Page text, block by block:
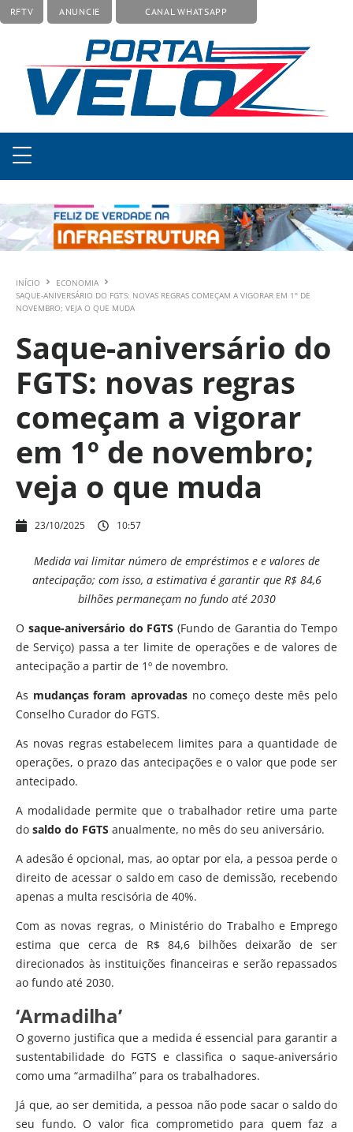
RFTV ANUNCIE CANAL WHATSAPP
INÍCIO
ECONOMIA
SAQUE-ANIVERSÁRIO DO FGTS: NOVAS REGRAS COMEÇAM A VIGORAR EM 1º DE
NOVEMBRO; VEJA O QUE MUDA
Saque-aniversário do
FGTS: novas regras
começam a vigorar
em 1º de novembro;
veja o que muda
23/10/2025 10:57
Medida vai limitar número de empréstimos e e valores de
antecipação; com isso, a estimativa é garantir que R$ 84,6
bilhões permaneçam no fundo até 2030
O saque-aniversário do FGTS (Fundo de Garantia do Tempo
de Serviço) passa a ter limite de operações e de valores de
antecipação a partir de 1º de novembro.
As mudanças foram aprovadasno começo deste mês pelo
Conselho Curador do FGTS.
As novas regras estabelecem limites para a quantidade de
operações, o prazo das antecipações e o valor que pode ser
antecipado.
A modalidade permite que o trabalhador retire uma parte
do saldo do FGTS anualmente, no mês do seu aniversário.
A adesão é opcional, mas, ao optar por ela, a pessoa perde o
direito de acessar o saldo em caso de demissão, recebendo
apenas a multa rescisória de 40%.
Com as novas regras, o Ministério do Trabalho e Emprego
estima que cerca de R$ 84,6 bilhões deixarão de ser
direcionados às instituições financeiras e serão repassados
ao fundo até 2030.
‘Armadilha’
O governo justifica que a medida é essencial para garantir a
sustentabilidade do FGTS e classifica o saque-aniversário
como uma “armadilha” para os trabalhadores.
Já que, ao ser demitida, a pessoa não pode sacar o saldo do
seu fundo. O valor fica comprometido para quem faz a